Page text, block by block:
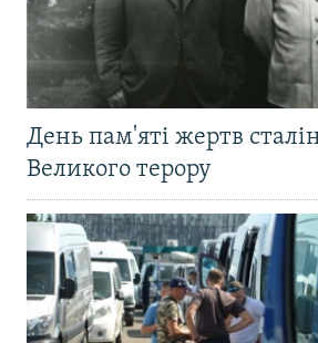
День пам'яті жертв
Великого терору